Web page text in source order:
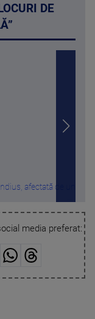
DE
afectată de un
media preferat: